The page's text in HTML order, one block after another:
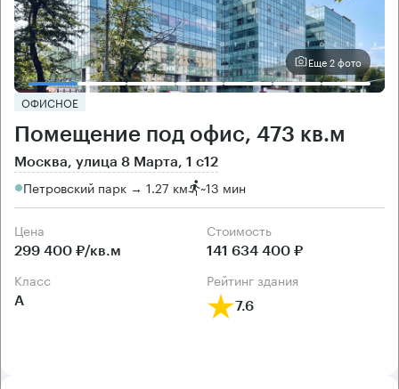
Еще 2 фото
ОФИСНОЕ
Помещение под офис, 473 кв.м
Москва, улица 8 Марта, 1 с12
Петровский парк → 1.27 км ~13 мин
Цена
299 400 ₽/кв.м
Cтоимость
141 634 400 ₽
класс
А
рейтинг здания
7.6